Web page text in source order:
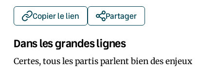
Copier le lien Partager
Dans les grandes lignes
Certes, tous les partis parlent bien des enjeux